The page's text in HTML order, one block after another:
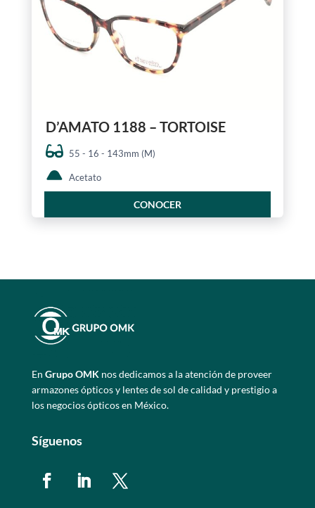
D’AMATO 1188 – TORTOISE
55 - 16 - 143mm (M)
Acetato
CONOCER
En Grupo OMKnos dedicamos a la atención de proveer
armazones ópticos y lentes de sol de calidad y prestigio a
los negocios ópticos en México.
Síguenos